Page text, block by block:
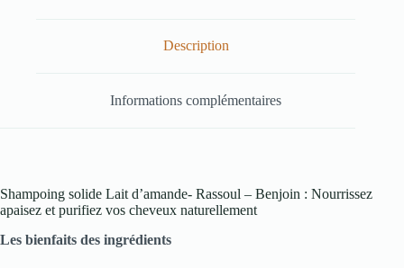
Description
Informations complémentaires
Shampoing solide Lait d’amande- Rassoul – Benjoin : Nourrissez
apaisez et purifiez vos cheveux naturellement
Les bienfaits des ingrédients